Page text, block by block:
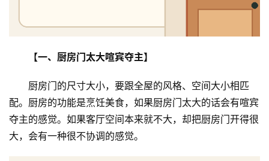
【一、厨房门太大喧宾夺主】
厨房门的尺寸大小，要跟全屋的风格、空间大小相匹
配。厨房的功能是烹饪美食，如果厨房门太大的话会有喧宾
夺主的感觉。如果客厅空间本来就不大，却把厨房门开得很
大，会有一种很不协调的感觉。